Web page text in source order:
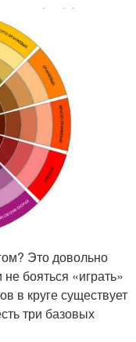
Это довольно
бояться «играть»
в круге существует
три базовых